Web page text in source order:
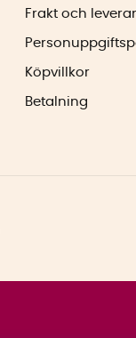
Frakt och
Köpvillkor
Betalning